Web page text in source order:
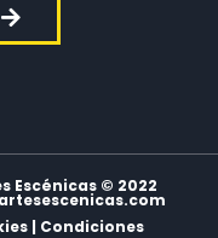
Escénicas © 2022
| Condiciones